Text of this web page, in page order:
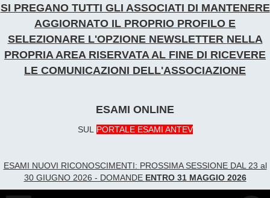
SI PREGANO TUTTI GLI ASSOCIATI DI MANTENERE
AGGIORNATO IL PROPRIO PROFILO E
SELEZIONARE L'OPZIONE NEWSLETTER NELLA
PROPRIA AREA RISERVATA AL FINE DI RICEVERE
LE COMUNICAZIONI DELL'ASSOCIAZIONE
ESAMI ONLINE
SUL PORTALE ESAMI ANTEV
ESAMI NUOVI RICONOSCIMENTI: PROSSIMA SESSIONE DAL 23 al
30 GIUGNO 2026 - DOMANDE ENTRO 31 MAGGIO 2026